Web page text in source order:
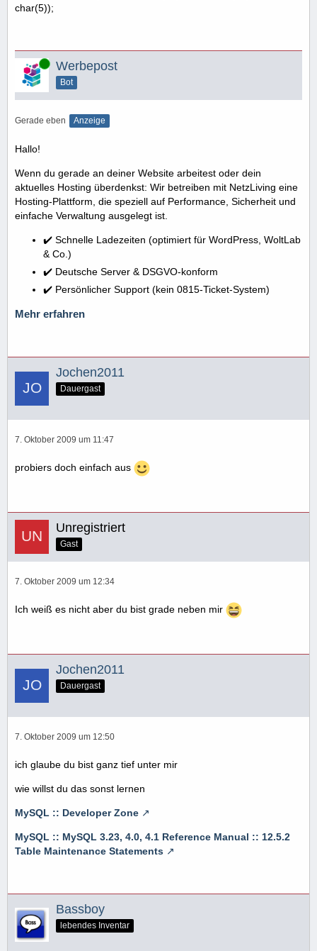
char(5));
Online Werbepost
Bot
Gerade eben Anzeige
Hallo!
Wenn du gerade an deiner Website arbeitest oder dein
aktuelles Hosting überdenkst: Wir betreiben mit NetzLiving eine
Hosting-Plattform, die speziell auf Performance, Sicherheit und
einfache Verwaltung ausgelegt ist.
✔️ Schnelle Ladezeiten (optimiert für WordPress, WoltLab
& Co.)
✔️ Deutsche Server & DSGVO-konform
✔️ Persönlicher Support (kein 0815-Ticket-System)
Mehr erfahren
Jochen2011
Dauergast
7. Oktober 2009 um 11:47
probiers doch einfach aus
Unregistriert
Gast
7. Oktober 2009 um 12:34
Ich weiß es nicht aber du bist grade neben mir
Jochen2011
Dauergast
7. Oktober 2009 um 12:50
ich glaube du bist ganz tief unter mir
wie willst du das sonst lernen
MySQL :: Developer Zone
MySQL :: MySQL 3.23, 4.0, 4.1 Reference Manual :: 12.5.2
Table Maintenance Statements
Bassboy
lebendes Inventar